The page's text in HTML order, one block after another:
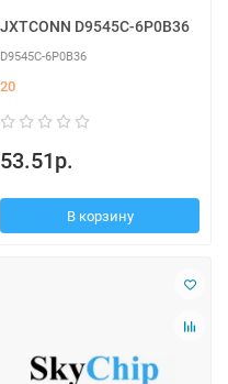
JXTCONN D9545C-6P0B36
D9545C-6P0B36
20
53.51р.
В корзину